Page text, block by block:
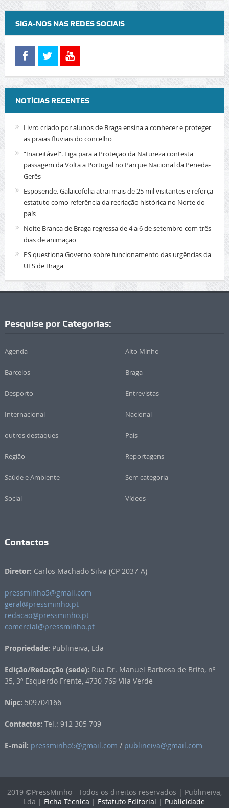
SIGA-NOS NAS REDES SOCIAIS
NOTÍCIAS RECENTES
Livro criado por alunos de Braga ensina a conhecer e proteger
as praias fluviais do concelho
“Inaceitável”. Liga para a Proteção da Natureza contesta
passagem da Volta a Portugal no Parque Nacional da Peneda-
Gerês
Esposende. Galaicofolia atrai mais de 25 mil visitantes e reforça
estatuto como referência da recriação histórica no Norte do
país
Noite Branca de Braga regressa de 4 a 6 de setembro com três
dias de animação
PS questiona Governo sobre funcionamento das urgências da
ULS de Braga
Pesquise por Categorias:
Agenda Alto Minho
Barcelos Braga
Desporto Entrevistas
Internacional Nacional
outros destaques País
Região Reportagens
Saúde e Ambiente Sem categoria
Social Vídeos
Contactos
Diretor: Carlos Machado Silva (CP 2037-A)
pressminho5@gmail.com
geral@pressminho.pt
redacao@pressminho.pt
comercial@pressminho.pt
Propriedade: Publineiva, Lda
Edição/Redacção (sede): Rua Dr. Manuel Barbosa de Brito, nº
35, 3º Esquerdo Frente, 4730-769 Vila Verde
Nipc: 509704166
Contactos: Tel.: 912 305 709
E-mail: pressminho5@gmail.com / publineiva@gmail.com
2019 ©PressMinho - Todos os direitos reservados | Publineiva,
Lda | Ficha Técnica | Estatuto Editorial | Publicidade